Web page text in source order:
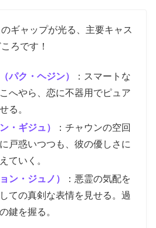
ギャップが光る、主要キャス
ろです！
パク・ヘジン）
：スマートな
へやら、恋に不器用でピュア
る。
・ギジュ）
：チャウンの空回
戸惑いつつも、彼の優しさに
ていく。
ン・ジュノ）
：悪霊の気配を
ての真剣な表情を見せる。過
鍵を握る。